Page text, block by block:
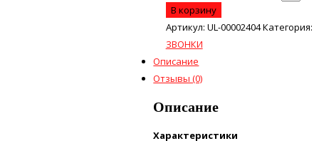
В корзину
Артикул: UL-00002404Категория:
ЗВОНКИ
Описание
Отзывы (0)
Описание
Характеристики